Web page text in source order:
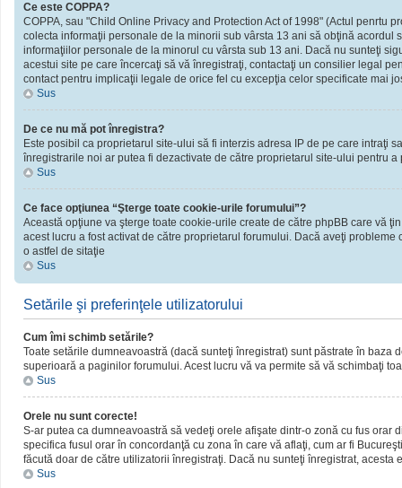
Ce este COPPA?
COPPA, sau "Child Online Privacy and Protection Act of 1998" (Actul penrtu
colecta informaţii personale de la minorii sub vârsta 13 ani să obţină
informaţiilor personale de la minorul cu vârsta sub 13 ani. Dacă nu sunteţi
acestui site pe care încercaţi să vă înregistraţi, contactaţi un consilier legal
contact pentru implicaţii legale de orice fel cu excepţia celor specificate mai
Sus
De ce nu mă pot înregistra?
Este posibil ca proprietarul site-ului să fi interzis adresa IP de pe care intraţi
înregistrarile noi ar putea fi dezactivate de către proprietarul site-ului pentru
Sus
Ce face opţiunea “Şterge toate cookie-urile forumului”?
Această opţiune va şterge toate cookie-urile create de către phpBB care vă
acest lucru a fost activat de către proprietarul forumului. Dacă aveţi
o astfel de sitaţie
Sus
Setările şi preferinţele utilizatorului
Cum îmi schimb setările?
Toate setările dumneavoastră (dacă sunteţi înregistrat) sunt păstrate în
superioară a paginilor forumului. Acest lucru vă va permite să vă schimbaţi
Sus
Orele nu sunt corecte!
S-ar putea ca dumneavoastră să vedeţi orele afişate dintr-o zonă cu fus
specifica fusul orar în concordanţă cu zona în care vă aflaţi, cum ar fi
făcută doar de către utilizatorii înregistraţi. Dacă nu sunteţi înregistrat, acesta
Sus